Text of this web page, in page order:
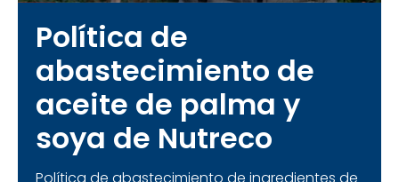
Política de
abastecimiento de
aceite de palma y
soya de Nutreco
Política de abastecimiento de ingredientes de